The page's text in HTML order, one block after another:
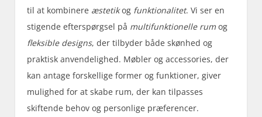
til at kombinere æstetikog funktionalitet. Vi ser en
stigende efterspørgsel på multifunktionelle rumog
fleksible designs, der tilbyder både skønhed og
praktisk anvendelighed. Møbler og accessories, der
kan antage forskellige former og funktioner, giver
mulighed for at skabe rum, der kan tilpasses
skiftende behov og personlige præferencer.